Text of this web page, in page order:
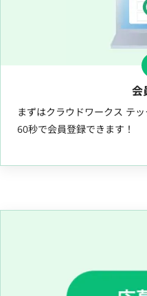
会
まずはクラウドワークス テッ
60秒で会員登録できます！